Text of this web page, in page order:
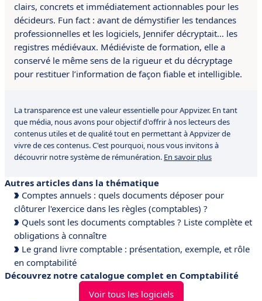
clairs, concrets et immédiatement actionnables pour les
décideurs. Fun fact : avant de démystifier les tendances
professionnelles et les logiciels, Jennifer décryptait… les
registres médiévaux. Médiéviste de formation, elle a
conservé le même sens de la rigueur et du décryptage
pour restituer l’information de façon fiable et intelligible.
La transparence est une valeur essentielle pour Appvizer. En tant
que média, nous avons pour objectif d'offrir à nos lecteurs des
contenus utiles et de qualité tout en permettant à Appvizer de
vivre de ces contenus. C'est pourquoi, nous vous invitons à
découvrir notre système de rémunération. En savoir plus
Autres articles dans la thématique
Comptes annuels : quels documents déposer pour
clôturer l'exercice dans les règles (comptables) ?
Quels sont les documents comptables ? Liste complète et
obligations à connaître
Le grand livre comptable : présentation, exemple, et rôle
en comptabilité
Découvrez notre catalogue complet en Comptabilité
Voir tous les logiciels